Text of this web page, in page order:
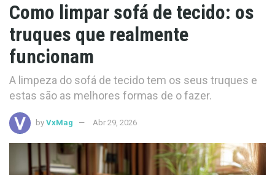
Como limpar sofá de tecido: os
truques que realmente
funcionam
A limpeza do sofá de tecido tem os seus truques e
estas são as melhores formas de o fazer.
by VxMag Abr 29, 2026